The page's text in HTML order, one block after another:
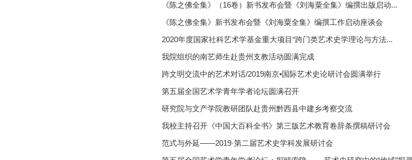
《陈之佛全集》（16卷）新书发布会暨《刘海粟全集》编撰出版启动...
《陈之佛全集》新书发布会暨《刘海粟全集》编撰工作启动座谈会
2020年度国家社科艺术学基金重大项目“跨门类艺术史学理论与方法...
我院组织的南艺师生赴贵州支教活动圆满完成
跨文明交流中的艺术对话/2019南京•国际艺术史论研讨会圆满举行
第五届全国艺术学青年学者论坛圆满召开
研究院与文产学院教研团队赴贵州黔西县中建乡考察交流
我校主持召开《中国大百科全书》第三版艺术教育卷辞条撰稿研讨会
范式与外延——2019·第二届艺术史学科发展研讨会